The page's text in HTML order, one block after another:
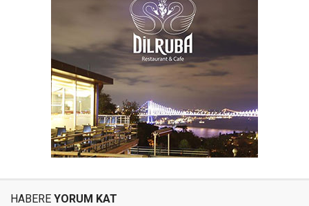
HABERE YORUM KAT